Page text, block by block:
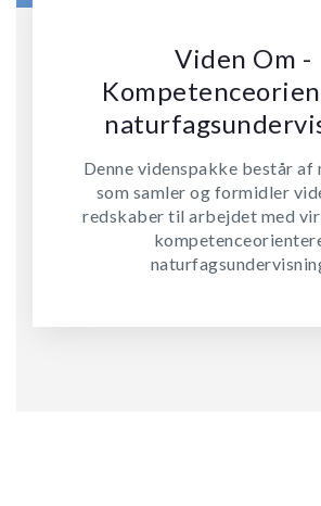
Viden Om -
Denne videnspakke består af
som samler og formidler
redskaber til arbejdet med